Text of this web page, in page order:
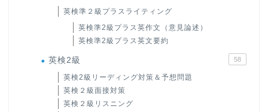
英検準２級プラスライティング
英検準2級プラス英作文（意見論述）
英検準2級プラス英文要約
英検2級 58
英検2級リーディング対策＆予想問題
英検２級面接対策
英検２級リスニング